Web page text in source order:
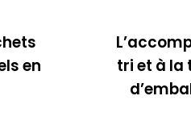
en
tri et à la